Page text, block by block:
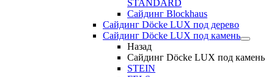
STANDARD
Сайдинг Blockhaus
Сайдинг Döcke LUX под дерево
Сайдинг Döcke LUX под камень
Назад
Сайдинг Döcke LUX под камень
STEIN